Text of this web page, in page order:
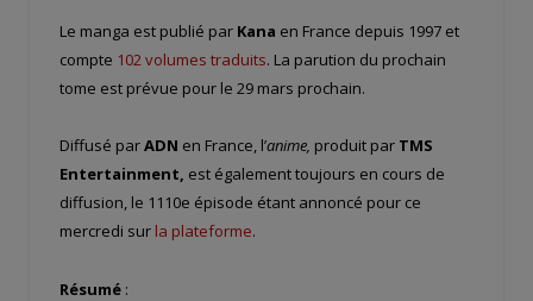
Le manga est publié par Kana en France depuis 1997 et
compte 102 volumes traduits. La parution du prochain
tome est prévue pour le 29 mars prochain.
Diffusé parADN en France, l’anime, produit par TMS
Entertainment, est également toujours en cours de
diffusion, le 1110e épisode étant annoncé pour ce
mercredi sur la plateforme.
Résumé :